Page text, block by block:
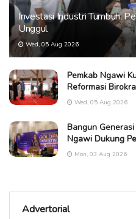
Investasi Industri Tumbuh,
Unggul
Wed, 05 Aug 2026
Pemkab Ngawi
Reformasi
Wed, 05 Aug 2026
Bangun
Ngawi Dukung
Mon, 03 Aug 2026
Advertorial